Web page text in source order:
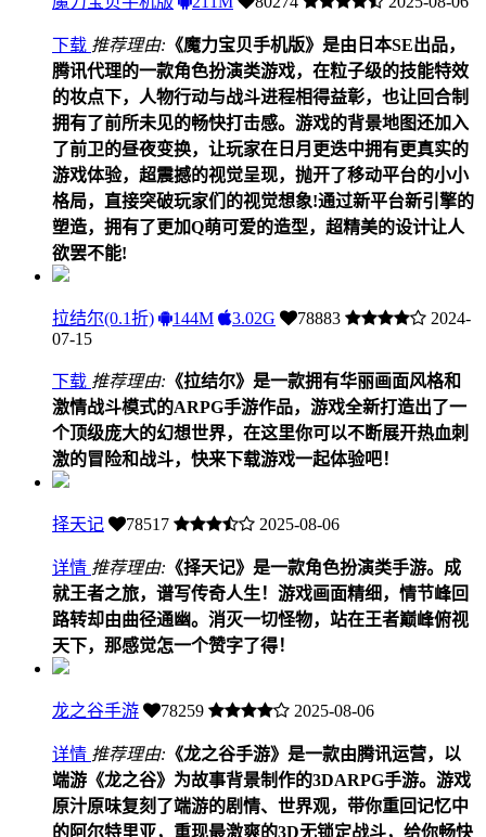
下载 推荐理由: 《魔力宝贝手机版》是由日本SE出品，
腾讯代理的一款角色扮演类游戏，在粒子级的技能特效
的妆点下，人物行动与战斗进程相得益彰，也让回合制
拥有了前所未见的畅快打击感。游戏的背景地图还加入
了前卫的昼夜变换，让玩家在日月更迭中拥有更真实的
游戏体验，超震撼的视觉呈现，抛开了移动平台的小小
格局，直接突破玩家们的视觉想象!通过新平台新引擎的
塑造，拥有了更加Q萌可爱的造型，超精美的设计让人
欲罢不能!
拉结尔(0.1折) 144M 3.02G 78883
2024-
07-15
下载 推荐理由: 《拉结尔》是一款拥有华丽画面风格和
激情战斗模式的ARPG手游作品，游戏全新打造出了一
个顶级庞大的幻想世界，在这里你可以不断展开热血刺
激的冒险和战斗，快来下载游戏一起体验吧！
择天记 78517 2025-08-06
详情 推荐理由: 《择天记》是一款角色扮演类手游。成
就王者之旅，谱写传奇人生！游戏画面精细，情节峰回
路转却由曲径通幽。消灭一切怪物，站在王者巅峰俯视
天下，那感觉怎一个赞字了得！
龙之谷手游 78259 2025-08-06
详情 推荐理由: 《龙之谷手游》是一款由腾讯运营，以
端游《龙之谷》为故事背景制作的3DARPG手游。游戏
原汁原味复刻了端游的剧情、世界观，带你重回记忆中
的阿尔特里亚，重现最激爽的3D无锁定战斗，给你畅快